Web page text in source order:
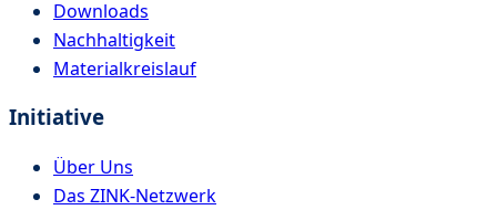
Downloads
Nachhaltigkeit
Materialkreislauf
Initiative
Über Uns
Das ZINK-Netzwerk